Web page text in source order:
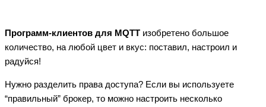
Программ-клиентов для MQTT изобретено большое
количество, на любой цвет и вкус: поставил, настроил и
радуйся!
Нужно разделить права доступа? Если вы используете
“правильный” брокер, то можно настроить несколько